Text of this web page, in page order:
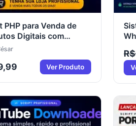
PHP para Venda de
Digitais com
e Afiliados
Ver Produto
R$